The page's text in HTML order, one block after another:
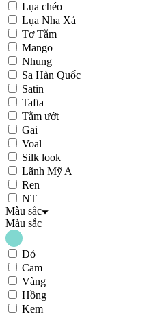
Lụa chéo
Lụa Nha Xá
Tơ Tằm
Mango
Nhung
Sa Hàn Quốc
Satin
Tafta
Tằm ướt
Gai
Voal
Silk look
Lãnh Mỹ A
Ren
NT
Màu sắc
Màu sắc
Đỏ
Cam
Vàng
Hồng
Kem